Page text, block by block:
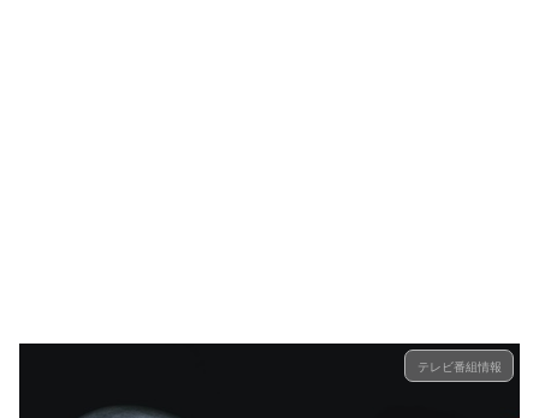
テレビ番組情報